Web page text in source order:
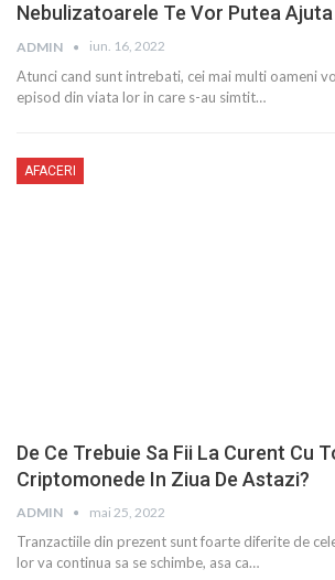
Nebulizatoarele Te Vor Putea Ajuta
ADMIN iun. 16, 2022
Atunci cand sunt intrebati, cei mai multi oameni
episod din viata lor in care s-au simtit…
AFACERI
De Ce Trebuie Sa Fii La Curent Cu
Criptomonede In Ziua De Astazi?
ADMIN mai 25, 2022
Tranzactiile din prezent sunt foarte diferite de
lor va continua sa se schimbe, asa ca…